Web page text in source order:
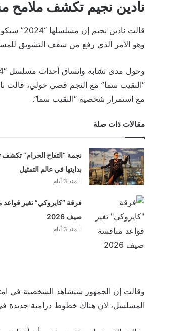
نادين نجيم تكشف ملامح
قالت
وهو الأمر الذي رفع من سقف التشويق
“النقيب سما” مع النجم قصي خولي، قالت
مع استمرار شخصية “النقيب سما”.
مقالات ذات صلة
نجمة “التفاح الحرام” تكشف
بدايتها في عالم التمثيل
منذ 3 أيام
فرقة “كايروكي” تغير قواعد
صيف 2026
منذ 3 أيام
المسلسل، لان هناك خطوط درامية جديدة